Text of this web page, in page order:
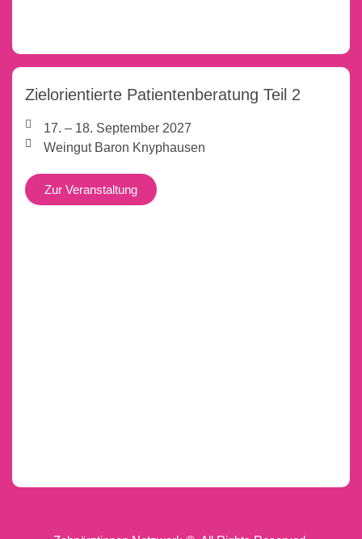
Zielorientierte Patientenberatung Teil 2
17. – 18. September 2027
Weingut Baron Knyphausen
Zur Veranstaltung